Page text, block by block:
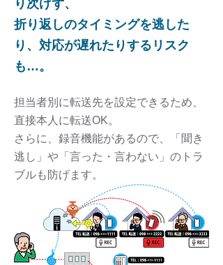
り次げず、
折り返しのタイミングを逃した
り、対応が遅れたりするリスク
も…。
担当者別に転送先を設定できるため、
直接本人に転送OK。
さらに、録音機能があるので、「聞き
逃し」や「言った・言わない」のトラ
ブルも防げます。